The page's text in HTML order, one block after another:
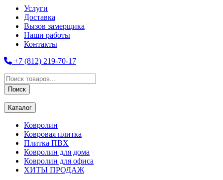
Услуги
Доставка
Вызов замерщика
Наши работы
Контакты
+7 (812) 219-70-17
Поиск
товаров
Поиск
Каталог
Ковролин
Ковровая плитка
Плитка ПВХ
Ковролин для дома
Ковролин для офиса
ХИТЫ ПРОДАЖ